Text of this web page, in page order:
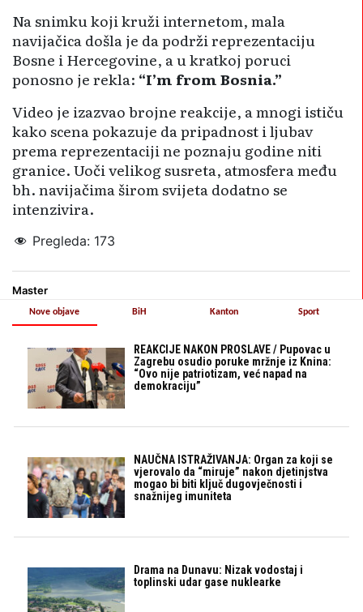
Na snimku koji kruži internetom, mala
navijačica došla je da podrži reprezentaciju
Bosne i Hercegovine, a u kratkoj poruci
ponosno je rekla: “I’m from Bosnia.”
Video je izazvao brojne reakcije, a mnogi ističu
kako scena pokazuje da pripadnost i ljubav
prema reprezentaciji ne poznaju godine niti
granice. Uoči velikog susreta, atmosfera među
bh. navijačima širom svijeta dodatno se
intenzivira.
Pregleda: 173
Master
Nove objave
REAKCIJE NAKON PROSLAVE / Pupovac u
Zagrebu osudio poruke mržnje iz Knina:
“Ovo nije patriotizam, već napad na
demokraciju”
NAUČNA ISTRAŽIVANJA: Organ za koji se
vjerovalo da “miruje” nakon djetinjstva
mogao bi biti ključ dugovječnosti i
snažnijeg imuniteta
Drama na Dunavu: Nizak vodostaj i
toplinski udar gase nuklearke
BiH Kanton Sport